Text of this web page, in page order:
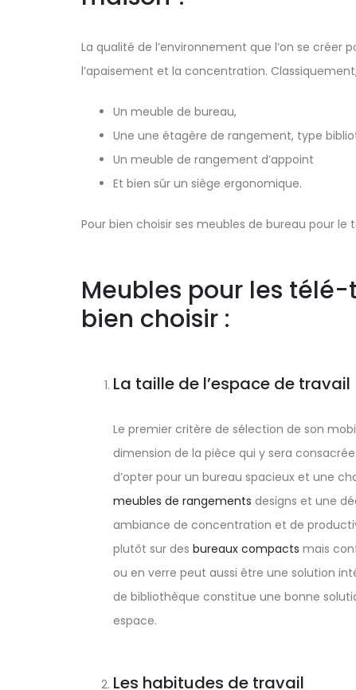
La qualité de l’environnement que l’on se créer
l’apaisement et la concentration.
Un meuble de bureau,
Une une étagère de rangement, type
Un meuble de rangement d’appoint
Et bien sûr un siège ergonomique.
Pour bien choisir ses meubles de bureau pour
Meubles pour les
bien choisir :
La taille de l’espace de travail
Le premier critère de sélection de son
dimension de la pièce qui y sera
d’opter pour un bureau spacieux et une
meubles de rangements designs et une
ambiance de concentration et de
plutôt sur des bureaux compacts mais
ou en verre peut aussi être une solution
de bibliothèque constitue une bonne
espace.
Les habitudes de travail